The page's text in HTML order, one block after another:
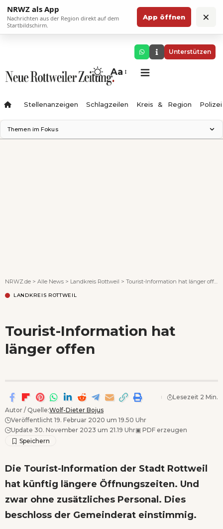
NRWZ als App
Nachrichten aus der Region direkt auf dem
Startbildschirm.
App öffnen ×
Unterstützen
Aa
Stellenanzeigen Schlagzeilen Kreis & Region Polizei
Themen im Fokus
NRWZ.de > Alle News > Landkreis Rottweil > Tourist-Information hat länger offen
LANDKREIS ROTTWEIL
Tourist-Information hat
länger offen
Autor / Quelle:Wolf-Dieter Bojus
Veröffentlicht 19. Februar 2020 um 19.50 Uhr
Update 30. November 2023 um 21.19 Uhr▣ PDF erzeugen
Lesezeit 2 Min.
Die Tourist-Information der Stadt Rottweil
hat künftig längere Öffnungszeiten. Und
zwar ohne zusätzliches Personal. Dies
beschloss der Gemeinderat einstimmig.